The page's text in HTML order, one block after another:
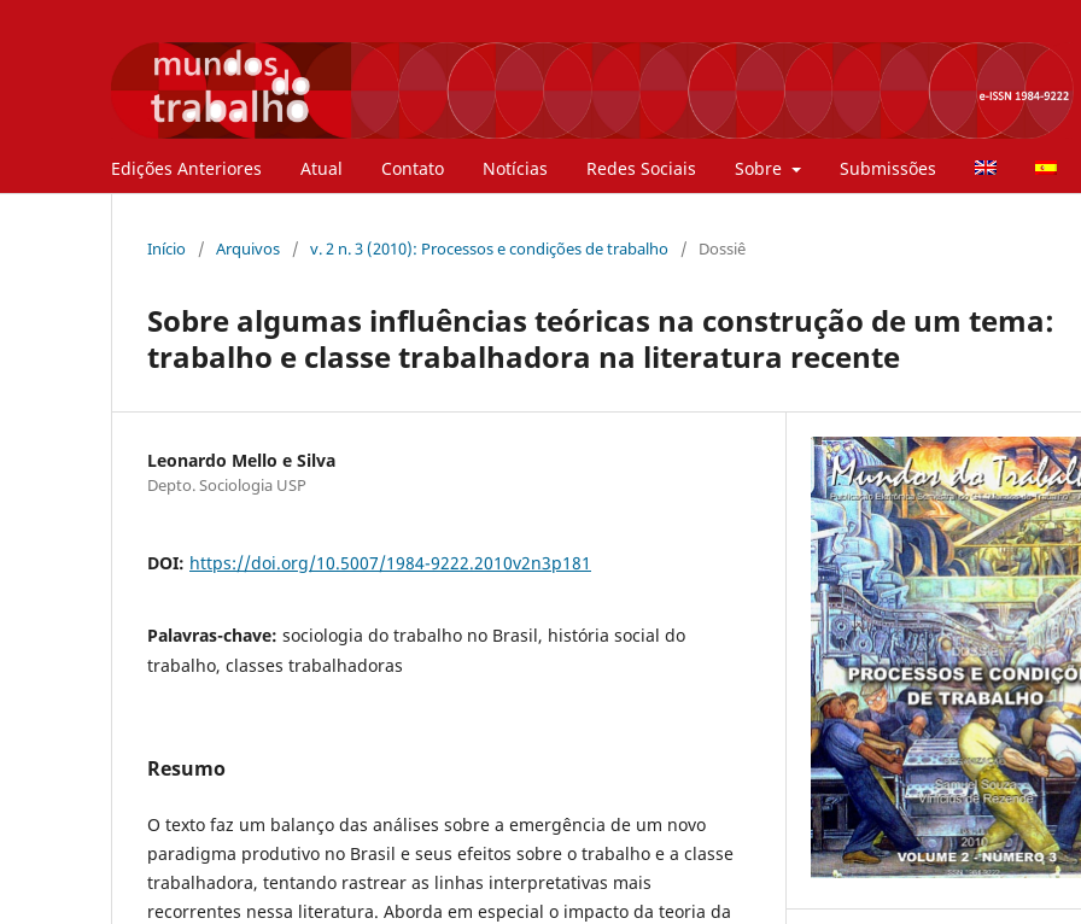
Edições Anteriores Atual Contato Notícias Redes Sociais Sobre Submissões
Início / Arquivos / v. 2 n. 3 (2010): Processos e condições de trabalho / Dossiê
Sobre algumas influências teóricas na construção de um tema:
trabalho e classe trabalhadora na literatura recente
Leonardo Mello e Silva
Depto. Sociologia USP
DOI: https://doi.org/10.5007/1984-9222.2010v2n3p181
Palavras-chave: sociologia do trabalho no Brasil, história social do
trabalho, classes trabalhadoras
Resumo
O texto faz um balanço das análises sobre a emergência de um novo
paradigma produtivo no Brasil e seus efeitos sobre o trabalho e a classe
trabalhadora, tentando rastrear as linhas interpretativas mais
recorrentes nessa literatura. Aborda em especial o impacto da teoria da